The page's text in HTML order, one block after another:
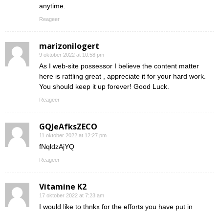
anytime.
Reageer
marizonilogert
9 oktober 2022 at 10:58 pm
As I web-site possessor I believe the content matter
here is rattling great , appreciate it for your hard work.
You should keep it up forever! Good Luck.
Reageer
GQJeAfksZECO
11 oktober 2022 at 12:27 pm
fNqldzAjYQ
Reageer
Vitamine K2
17 oktober 2022 at 7:23 am
I would like to thnkx for the efforts you have put in